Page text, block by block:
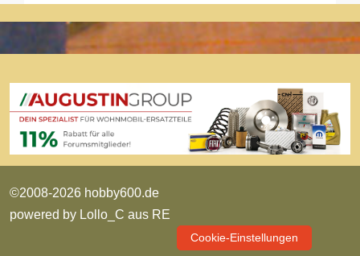
©2008-2026 hobby600.de
powered by Lollo_C aus RE
Cookie-Einstellungen